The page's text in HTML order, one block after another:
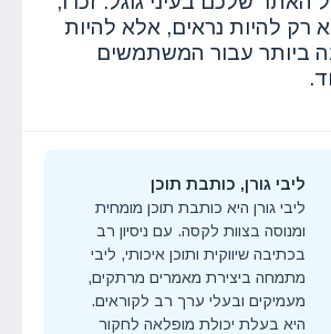
רק להיות נראים, אלא להיות
ביותר עבור המשתמשים
ליבי גורן, כותבת תוכן
ליבי גורן היא כותבת תוכן מומחית
ומנוסה בצוות לקסה. עם ניסיון רב
בכתיבה שיווקית ותוכן איכותי, ליבי
מתמחה ביצירת מאמרים מרתקים,
מעמיקים ובעלי ערך רב לקוראים.
היא בעלת יכולת מופלאה לחקור